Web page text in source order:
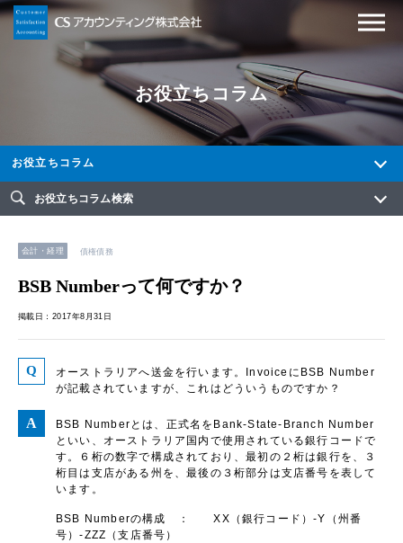
お役立ちコラム
お役立ちコラム
お役立ちコラム検索
会計・経理 債権債務
BSB Numberって何ですか？
掲載日：2017年8月31日
オーストラリアへ送金を行います。InvoiceにBSB Number
が記載されていますが、これはどういうものですか？
BSB Numberとは、正式名をBank-State-Branch Number
といい、オーストラリア国内で使用されている銀行コードで
す。６桁の数字で構成されており、最初の２桁は銀行を、３
桁目は支店がある州を、最後の３桁部分は支店番号を表して
います。
BSB Numberの構成 ： XX（銀行コード）-Y（州番
号）-ZZZ（支店番号）